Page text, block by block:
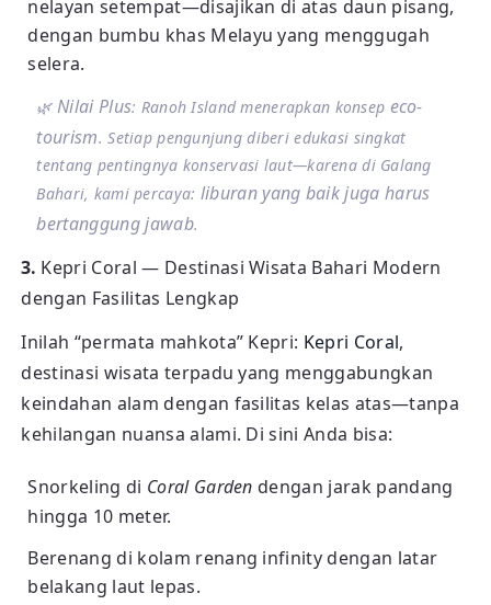
nelayan setempat—disajikan di atas daun pisang,
dengan bumbu khas Melayu yang menggugah
selera.
🌿Nilai Plus: Ranoh Island menerapkan konsep eco-
tourism. Setiap pengunjung diberi edukasi singkat
tentang pentingnya konservasi laut—karena di Galang
Bahari, kami percaya: liburan yang baik juga harus
bertanggung jawab.
3. Kepri Coral — Destinasi Wisata Bahari Modern
dengan Fasilitas Lengkap
Inilah “permata mahkota” Kepri: Kepri Coral,
destinasi wisata terpadu yang menggabungkan
keindahan alam dengan fasilitas kelas atas—tanpa
kehilangan nuansa alami. Di sini Anda bisa:
Snorkeling di Coral Garden dengan jarak pandang
hingga 10 meter.
Berenang di kolam renang infinity dengan latar
belakang laut lepas.